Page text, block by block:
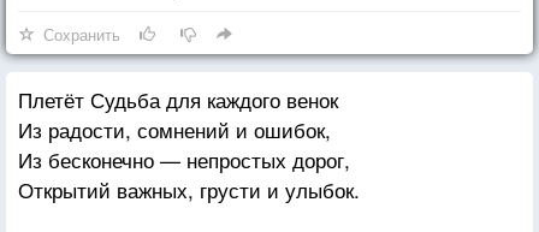
Сохранить
Плетёт Судьба для каждого венок
Из радости, сомнений и ошибок,
Из бесконечно — непростых дорог,
Открытий важных, грусти и улыбок.